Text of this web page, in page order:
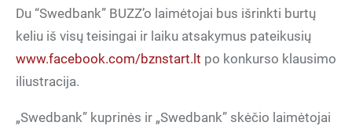
Du “Swedbank” BUZZ’o laimėtojai bus išrinkti burtų
keliu iš visų teisingai ir laiku atsakymus pateikusių
www.facebook.com/bznstart.lt po konkurso klausimo
iliustracija.
„Swedbank” kuprinės ir „Swedbank” skėčio laimėtojai